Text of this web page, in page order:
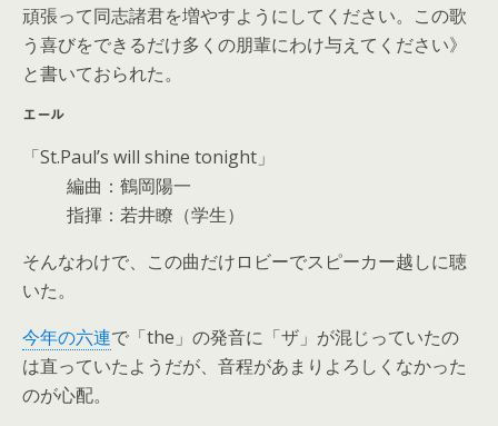
頑張って同志諸君を増やすようにしてください。この歌
う喜びをできるだけ多くの朋輩にわけ与えてください》
と書いておられた。
エール
「St.Paul’s will shine tonight」
編曲：鶴岡陽一
指揮：若井瞭（学生）
そんなわけで、この曲だけロビーでスピーカー越しに聴
いた。
今年の六連で「the」の発音に「ザ」が混じっていたの
は直っていたようだが、音程があまりよろしくなかった
のが心配。